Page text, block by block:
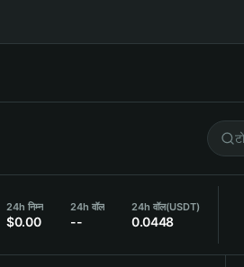
24h निम्न
$0.00
24h वॉल
--
24h वॉल(USDT)
0.0448